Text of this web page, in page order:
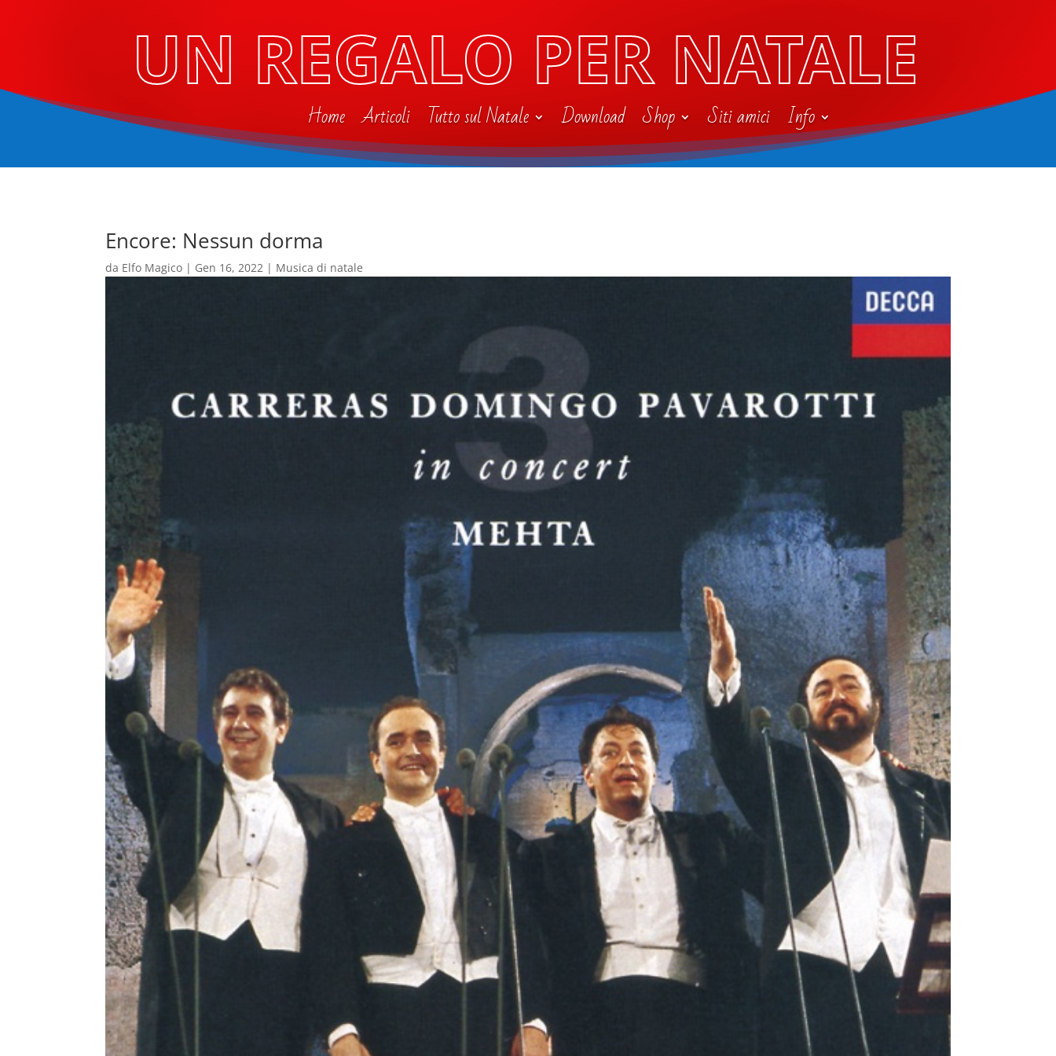
UN REGALO PER NATALE
Home Articoli Tutto sul Natale Download Shop Siti amici Info
Encore: Nessun dorma
da Elfo Magico | Gen 16, 2022 | Musica di natale